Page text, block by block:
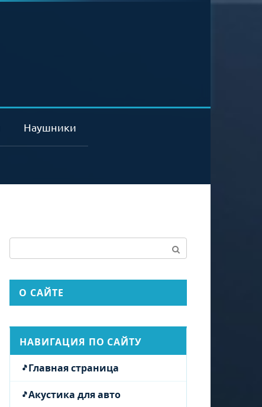
Наушники
О САЙТЕ
НАВИГАЦИЯ ПО САЙТУ
Главная страница
Акустика для авто